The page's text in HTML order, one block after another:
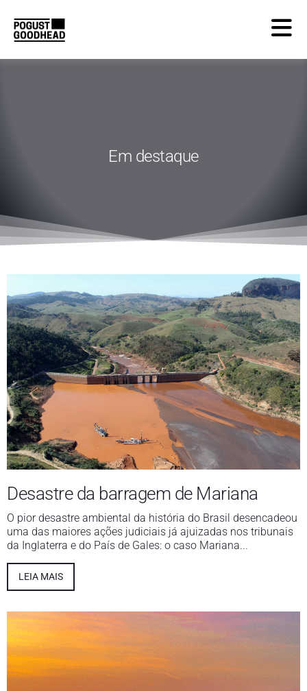
Em destaque
Desastre da barragem de Mariana
O pior desastre ambiental da história do Brasil desencadeou
uma das maiores ações judiciais já ajuizadas nos tribunais
da Inglaterra e do País de Gales: o caso Mariana...
LEIA MAIS